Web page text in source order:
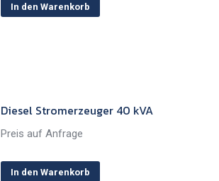
In den Warenkorb
Diesel Stromerzeuger 40 kVA
Preis auf Anfrage
In den Warenkorb